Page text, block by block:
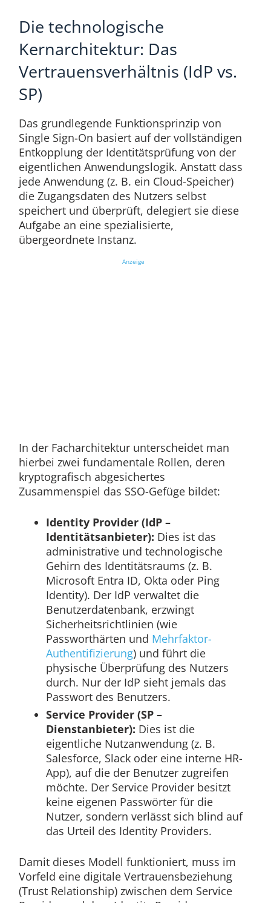
Die technologische
Kernarchitektur: Das
Vertrauensverhältnis (IdP vs.
SP)
Das grundlegende Funktionsprinzip von
Single Sign-On basiert auf der vollständigen
Entkopplung der Identitätsprüfung von der
eigentlichen Anwendungslogik. Anstatt dass
jede Anwendung (z. B. ein Cloud-Speicher)
die Zugangsdaten des Nutzers selbst
speichert und überprüft, delegiert sie diese
Aufgabe an eine spezialisierte,
übergeordnete Instanz.
Anzeige
In der Facharchitektur unterscheidet man
hierbei zwei fundamentale Rollen, deren
kryptografisch abgesichertes
Zusammenspiel das SSO-Gefüge bildet:
Identity Provider (IdP –
Identitätsanbieter): Dies ist das
administrative und technologische
Gehirn des Identitätsraums (z. B.
Microsoft Entra ID, Okta oder Ping
Identity). Der IdP verwaltet die
Benutzerdatenbank, erzwingt
Sicherheitsrichtlinien (wie
Passworthärten und Mehrfaktor-
Authentifizierung) und führt die
physische Überprüfung des Nutzers
durch. Nur der IdP sieht jemals das
Passwort des Benutzers.
Service Provider (SP –
Dienstanbieter): Dies ist die
eigentliche Nutzanwendung (z. B.
Salesforce, Slack oder eine interne HR-
App), auf die der Benutzer zugreifen
möchte. Der Service Provider besitzt
keine eigenen Passwörter für die
Nutzer, sondern verlässt sich blind auf
das Urteil des Identity Providers.
Damit dieses Modell funktioniert, muss im
Vorfeld eine digitale Vertrauensbeziehung
(Trust Relationship) zwischen dem Service